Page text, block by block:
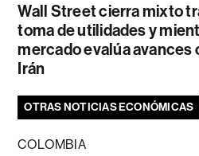
Wall Street cierra mixto
toma de utilidades y
mercado evalúa avances
Irán
OTRAS NOTICIAS ECONÓMICAS
COLOMBIA